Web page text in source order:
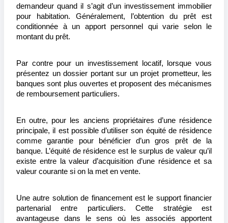
demandeur quand il s’agit d’un investissement immobilier
pour habitation. Généralement, l’obtention du prêt est
conditionnée à un apport personnel qui varie selon le
montant du prêt.
Par contre pour un investissement locatif, lorsque vous
présentez un dossier portant sur un projet prometteur, les
banques sont plus ouvertes et proposent des mécanismes
de remboursement particuliers.
En outre, pour les anciens propriétaires d’une résidence
principale, il est possible d’utiliser son équité de résidence
comme garantie pour bénéficier d’un gros prêt de la
banque. L’équité de résidence est le surplus de valeur qu’il
existe entre la valeur d’acquisition d’une résidence et sa
valeur courante si on la met en vente.
Une autre solution de financement est le support financier
partenarial entre particuliers. Cette stratégie est
avantageuse dans le sens où les associés apportent